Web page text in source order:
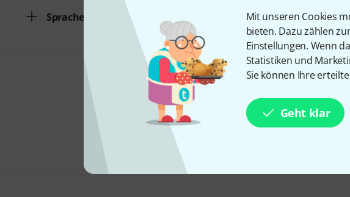
Mit unseren Cookies
bieten. Dazu zählen
Einstellungen. Wenn
Statistiken und
Sie können Ihre
Geht klar
Sprache Französisch